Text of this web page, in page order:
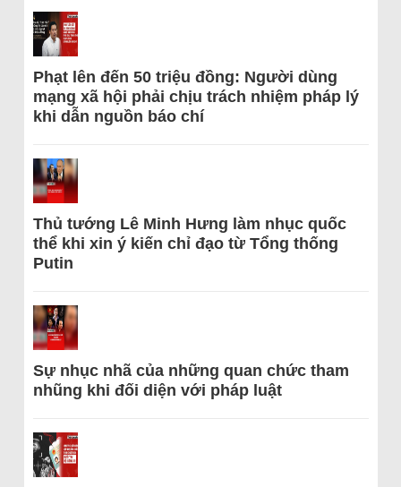
Phạt lên đến 50 triệu đồng: Người dùng
mạng xã hội phải chịu trách nhiệm pháp lý
khi dẫn nguồn báo chí
Thủ tướng Lê Minh Hưng làm nhục quốc
thể khi xin ý kiến chỉ đạo từ Tổng thống
Putin
Sự nhục nhã của những quan chức tham
nhũng khi đối diện với pháp luật